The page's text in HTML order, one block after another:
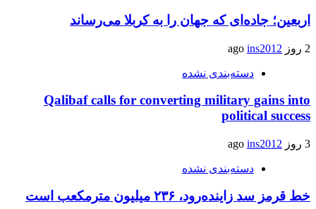
اربعین؛ جاده‌ای که جهان را به کربلا می‌رساند
2 روز ago ins2012
دسته‌بندی نشده
Qalibaf calls for converting military gains into
political success
3 روز ago ins2012
دسته‌بندی نشده
خط قرمز سد زاینده‌رود، ۲۳۶ میلیون مترمکعب است